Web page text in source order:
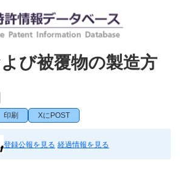
び被覆物の製造方
印刷 XにPOST
登録公報を見る 経過情報を見る